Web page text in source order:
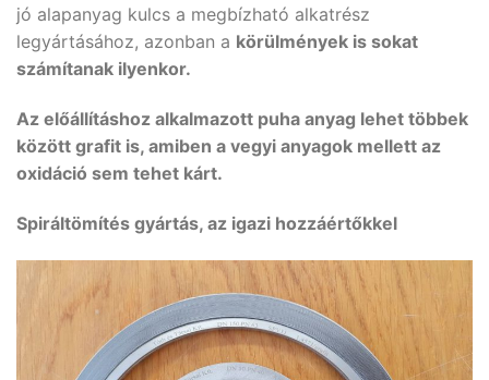
jó alapanyag kulcs a megbízható alkatrész
legyártásához, azonban a körülmények is sokat
számítanak ilyenkor.
Az előállításhoz alkalmazott puha anyag lehet többek
között grafit is, amiben a vegyi anyagok mellett az
oxidáció sem tehet kárt.
Spiráltömítés gyártás, az igazi hozzáértőkkel